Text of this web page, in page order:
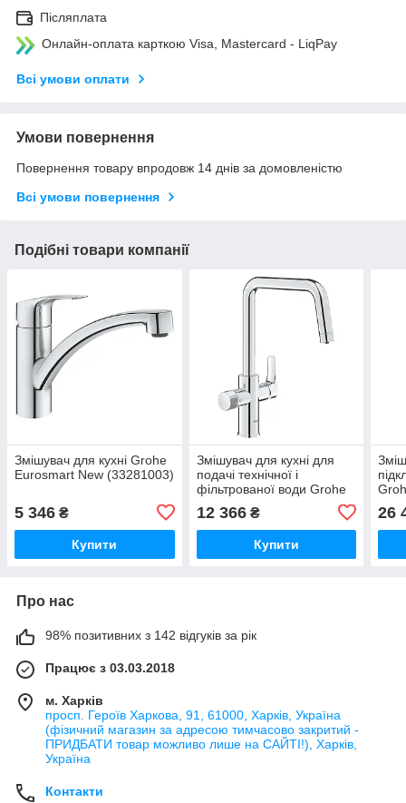
Післяплата
Онлайн-оплата карткою Visa, Mastercard - LiqPay
Всі умови оплати
Умови повернення
Повернення товару впродовж 14 днів за домовленістю
Всі умови повернення
Подібні товари компанії
Змішувач для кухні Grohe
Eurosmart New (33281003)
5 346 ₴
Купити
Змішувач для кухні для
подачі технічної і
фільтрованої води Grohe
(30583000)
12 366₴
Купити
26
Про нас
98% позитивних з 142 відгуків за рік
Працює з 03.03.2018
м. Харків
просп. Героїв Харкова, 91, 61000, Харків, Україна
(фізичний магазин за адресою тимчасово закритий -
ПРИДБАТИ товар можливо лише на САЙТІ!), Харків,
Україна
Контакти